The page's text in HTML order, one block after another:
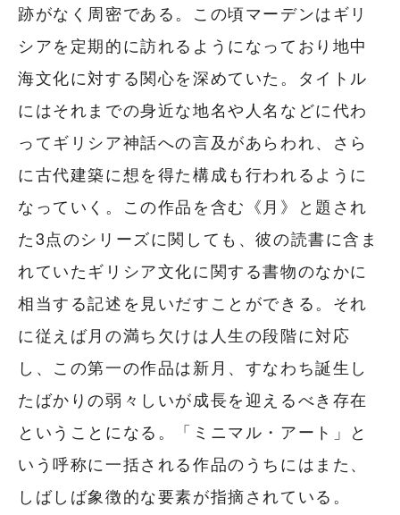
跡がなく周密である。この頃マーデンはギリ
シアを定期的に訪れるようになっており地中
海文化に対する関心を深めていた。タイトル
にはそれまでの身近な地名や人名などに代わ
ってギリシア神話への言及があらわれ、さら
に古代建築に想を得た構成も行われるように
なっていく。この作品を含む《月》と題され
た3点のシリーズに関しても、彼の読書に含ま
れていたギリシア文化に関する書物のなかに
相当する記述を見いだすことができる。それ
に従えば月の満ち欠けは人生の段階に対応
し、この第一の作品は新月、すなわち誕生し
たばかりの弱々しいが成長を迎えるべき存在
ということになる。「ミニマル・アート」と
いう呼称に一括される作品のうちにはまた、
しばしば象徴的な要素が指摘されている。